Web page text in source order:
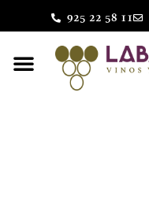
925 22 58 11